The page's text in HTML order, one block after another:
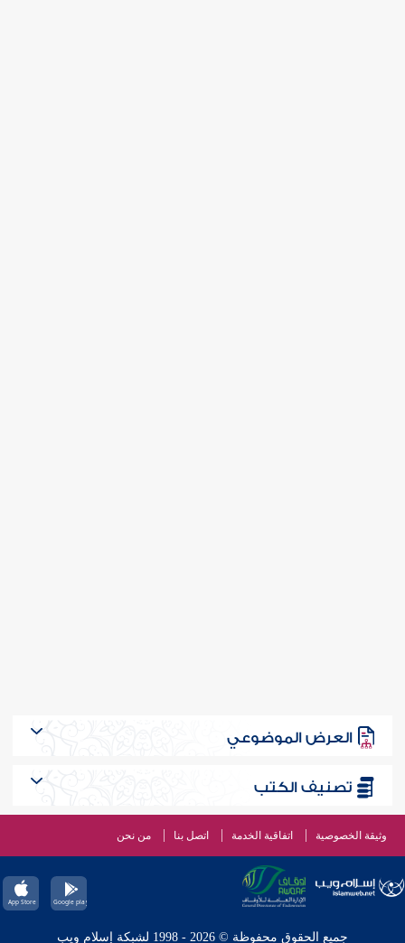
العرض الموضوعي
تصنيف الكتب
وثيقة الخصوصية اتفاقية الخدمة اتصل بنا من نحن
جميع الحقوق محفوظة © 2026 - 1998 لشبكة إسلام ويب